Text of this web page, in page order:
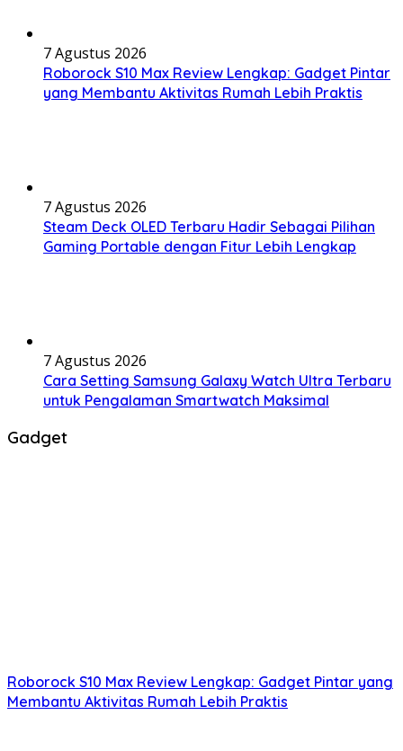
7 Agustus 2026
Roborock S10 Max Review Lengkap: Gadget Pintar
yang Membantu Aktivitas Rumah Lebih Praktis
7 Agustus 2026
Steam Deck OLED Terbaru Hadir Sebagai Pilihan
Gaming Portable dengan Fitur Lebih Lengkap
7 Agustus 2026
Cara Setting Samsung Galaxy Watch Ultra Terbaru
untuk Pengalaman Smartwatch Maksimal
Gadget
Roborock S10 Max Review Lengkap: Gadget Pintar yang
Membantu Aktivitas Rumah Lebih Praktis